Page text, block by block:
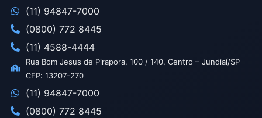
(11) 94847-7000
(0800) 772 8445
(11) 4588-4444
Rua Bom Jesus de Pirapora, 100 / 140, Centro – Jundiaí/SP
CEP: 13207-270
(11) 94847-7000
(0800) 772 8445